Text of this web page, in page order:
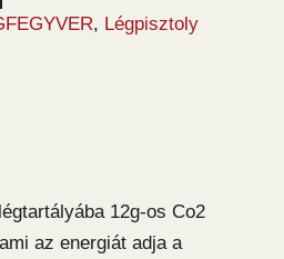
, Légpisztoly
12g-os Co2
az energiát adja a